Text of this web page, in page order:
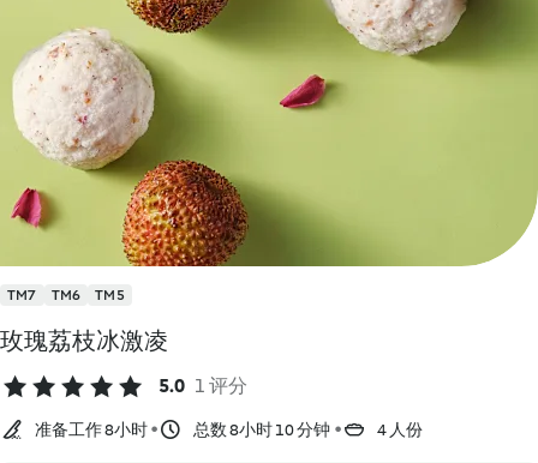
TM7 TM6 TM5
玫瑰荔枝冰激凌
5.0 1 评分
准备工作 8小时 总数 8小时 10 分钟 4 人份